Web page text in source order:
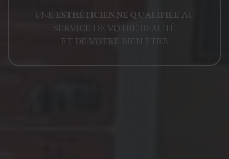
UNE ESTHÉTICIENNE QUALIFIÉE AU
SERVICE DE VOTRE BEAUTÉ
ET DE VOTRE BIEN ÊTRE